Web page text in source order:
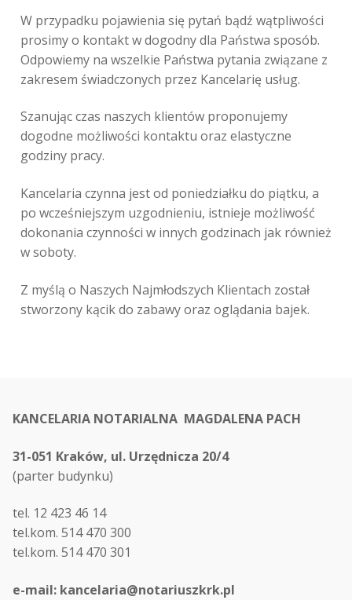
W przypadku pojawienia się pytań bądź wątpliwości
prosimy o kontakt w dogodny dla Państwa sposób.
Odpowiemy na wszelkie Państwa pytania związane z
zakresem świadczonych przez Kancelarię usług.
Szanując czas naszych klientów proponujemy
dogodne możliwości kontaktu oraz elastyczne
godziny pracy.
Kancelaria czynna jest od poniedziałku do piątku, a
po wcześniejszym uzgodnieniu, istnieje możliwość
dokonania czynności w innych godzinach jak również
w soboty.
Z myślą o Naszych Najmłodszych Klientach został
stworzony kącik do zabawy oraz oglądania bajek.
KANCELARIA NOTARIALNA MAGDALENA PACH
31-051 Kraków, ul. Urzędnicza 20/4
(parter budynku)
tel. 12 423 46 14
tel.kom. 514 470 300
tel.kom. 514 470 301
e-mail: kancelaria@notariuszkrk.pl